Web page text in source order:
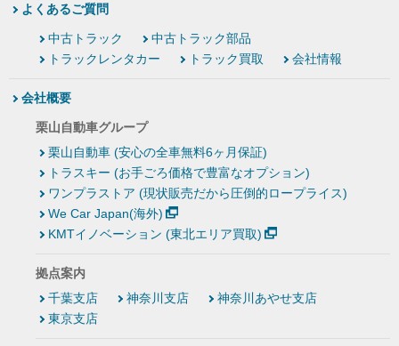
よくあるご質問
中古トラック
中古トラック部品
トラックレンタカー
トラック買取 会社情報
会社概要
栗山自動車グループ
栗山自動車 (安心の全車無料6ヶ月保証)
トラスキー (お手ごろ価格で豊富なオプション)
ワンプラストア (現状販売だから圧倒的ロープライス)
We Car Japan(海外)
KMTイノベーション (東北エリア買取)
拠点案内
千葉支店
神奈川支店
神奈川あやせ支店
東京支店